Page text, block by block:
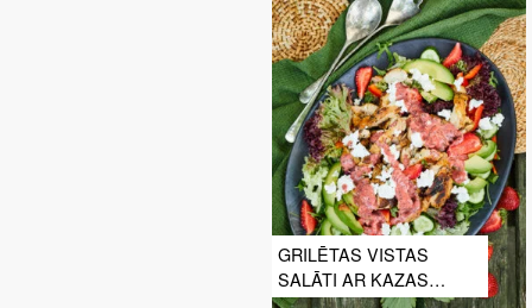
GRILĒTAS VISTAS
SALĀTI AR KAZAS